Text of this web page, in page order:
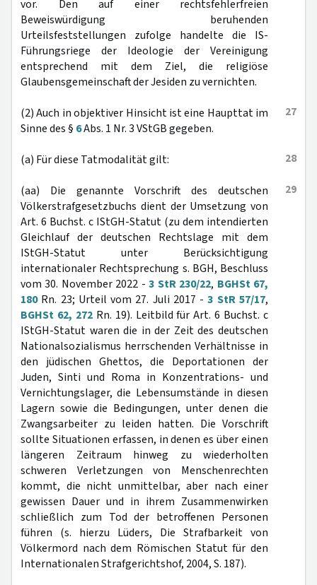
vor. Den auf einer rechtsfehlerfreien
Beweiswürdigung beruhenden
Urteilsfeststellungen zufolge handelte die IS-
Führungsriege der Ideologie der Vereinigung
entsprechend mit dem Ziel, die religiöse
Glaubensgemeinschaft der Jesiden zu vernichten.
27
(2) Auch in objektiver Hinsicht ist eine Haupttat im
Sinne des § 6Abs. 1 Nr. 3 VStGB gegeben.
28
(a) Für diese Tatmodalität gilt:
29
(aa) Die genannte Vorschrift des deutschen
Völkerstrafgesetzbuchs dient der Umsetzung von
Art. 6 Buchst. c IStGH-Statut (zu dem intendierten
Gleichlauf der deutschen Rechtslage mit dem
IStGH-Statut unter Berücksichtigung
internationaler Rechtsprechung s. BGH, Beschluss
vom 30. November 2022 -3 StR 230/22, BGHSt 67,
180Rn. 23; Urteil vom 27. Juli 2017 -3 StR 57/17,
BGHSt 62, 272Rn. 19). Leitbild für Art. 6 Buchst. c
IStGH-Statut waren die in der Zeit des deutschen
Nationalsozialismus herrschenden Verhältnisse in
den jüdischen Ghettos, die Deportationen der
Juden, Sinti und Roma in Konzentrations- und
Vernichtungslager, die Lebensumstände in diesen
Lagern sowie die Bedingungen, unter denen die
Zwangsarbeiter zu leiden hatten. Die Vorschrift
sollte Situationen erfassen, in denen es über einen
längeren Zeitraum hinweg zu wiederholten
schweren Verletzungen von Menschenrechten
kommt, die nicht unmittelbar, aber nach einer
gewissen Dauer und in ihrem Zusammenwirken
schließlich zum Tod der betroffenen Personen
führen (s. hierzu Lüders, Die Strafbarkeit von
Völkermord nach dem Römischen Statut für den
Internationalen Strafgerichtshof, 2004, S. 187).